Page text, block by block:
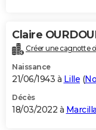
Claire
Créer une cagnotte
Naissance
21/06/1943 à Lille (
Décès
18/03/2022 à